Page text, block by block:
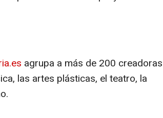
agrupa a más de 200 creadoras
las artes plásticas, el teatro, la